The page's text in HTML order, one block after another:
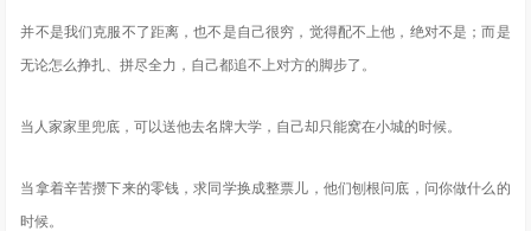
并不是我们克服不了距离，也不是自己很穷，觉得配不上他，绝对不是；而是
无论怎么挣扎、拼尽全力，自己都追不上对方的脚步了。
当人家家里兜底，可以送他去名牌大学，自己却只能窝在小城的时候。
当拿着辛苦攒下来的零钱，求同学换成整票儿，他们刨根问底，问你做什么的
时候。